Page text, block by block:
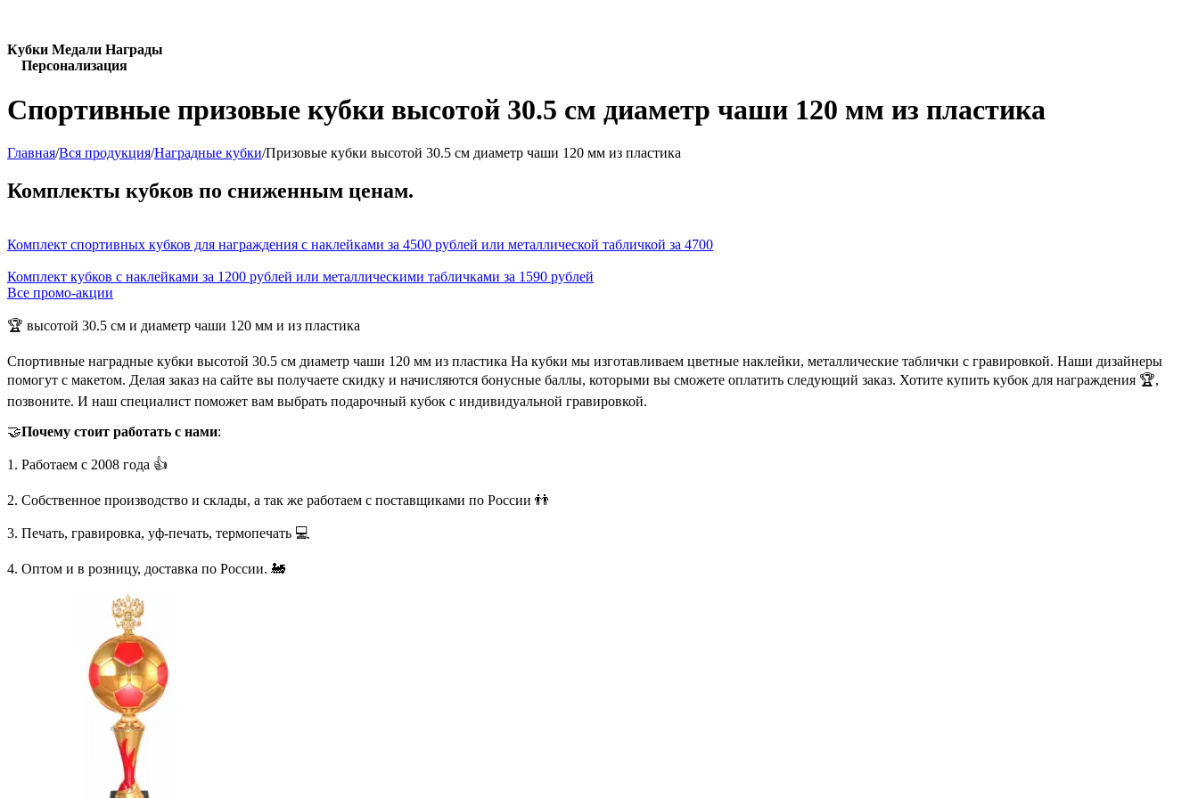
Кубки Медали Награды
Персонализация
Спортивные призовые кубки высотой 30.5 см диаметр чаши 120 мм из пластика
Главная/Вся продукция/Наградные кубки/Призовые кубки высотой 30.5 см диаметр чаши 120 мм из пластика
Комплекты кубков по сниженным ценам.
Комплект спортивных кубков для награждения с наклейками за 4500 рублей или металлической табличкой за 4700
Комплект кубков с наклейками за 1200 рублей или металлическими табличками за 1590 рублей
Все промо-акции
🏆 высотой 30.5 см и диаметр чаши 120 мм и из пластика
Спортивные наградные кубки высотой 30.5 см диаметр чаши 120 мм из пластика На кубки мы изготавливаем цветные наклейки, металлические таблички с гравировкой. Наши дизайнеры
помогут с макетом. Делая заказ на сайте вы получаете скидку и начисляются бонусные баллы, которыми вы сможете оплатить следующий заказ. Хотите купить кубок для награждения 🏆,
позвоните. И наш специалист поможет вам выбрать подарочный кубок с индивидуальной гравировкой.
🤝Почему стоит работать с нами:
1. Работаем с 2008 года 👍
2. Собственное производство и склады, а так же работаем с поставщиками по России 👬
3. Печать, гравировка, уф-печать, термопечать 💻
4. Оптом и в розницу, доставка по России. 🚂